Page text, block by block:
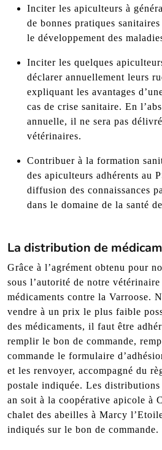
Inciter les apiculteurs à
de bonnes pratiques
le développement des
Inciter les quelques
déclarer annuellement leurs
expliquant les avantages
cas de crise sanitaire. En
annuelle, il ne sera pas
vétérinaires.
Contribuer à la formation
des apiculteurs adhérents au
diffusion des connaissances
dans le domaine de la santé
La distribution de
Grâce à l’agrément obtenu pour
sous l’autorité de notre
médicaments contre la Varroose.
vendre à un prix le plus faible
des médicaments, il faut être
remplir le bon de commande,
commande le formulaire
et les renvoyer, accompagné du
postale indiquée. Les
an soit à la coopérative apicole à
chalet des abeilles à Marcy
indiqués sur le bon de commande.